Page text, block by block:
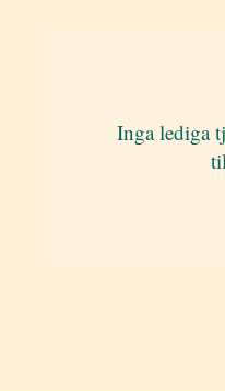
Inga lediga